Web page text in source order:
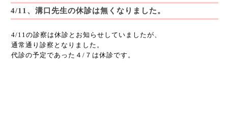
4/11、溝口先生の休診は無くなりました。
4/11の診察は休診とお知らせしていましたが、
通常通り診察となりました。
代診の予定であった４/７は休診です。